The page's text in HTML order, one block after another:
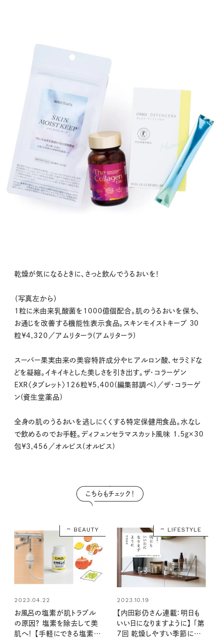
乾燥が気になるときに、さっと飲んでうるおいを！
（写真左から）
1粒に米由来乳酸菌を1000億個配合。肌のうるおいを保ち、
お通じを改善する機能性表示食品。スキンモイストキープ 30
粒¥4,320／アムリターラ(アムリターラ)
スーパー果実由来の美容特許成分やヒアルロン酸、セラミドな
どを凝縮。イキイキとした美しさを引き出す。ザ・コラーゲン
EXR〈タブレット〉126粒¥5,400(編集部調べ)／ザ・コラーゲ
ン(資生堂薬品)
全身の肌のうるおいを逃しにくくする特定保健用食品。水なし
で飲めるのでお手軽。ディフェンセラマスカット風味 1.5g×30
包¥3,456／オルビス(オルビス)
こちらもチェック！
BEAUTY
2023.04.22
お風呂の塩素が肌トラブル
の原因？ 塩素を除去して美
肌へ！ 【手軽にできる塩素除
LIFESTYLE
2023.10.19
【内田彩仍さん連載：明日も
いい日になりますように】 「第
7回 乾燥しやすい季節に寄